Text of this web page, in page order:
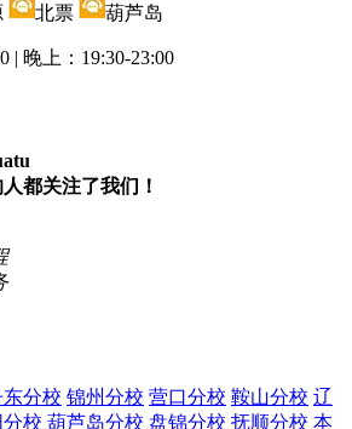
北票 葫芦岛
| 晚上：19:30-23:00
都关注了我们！
分校 锦州分校 营口分校 鞍山分校 辽
校 葫芦岛分校 盘锦分校 抚顺分校 本